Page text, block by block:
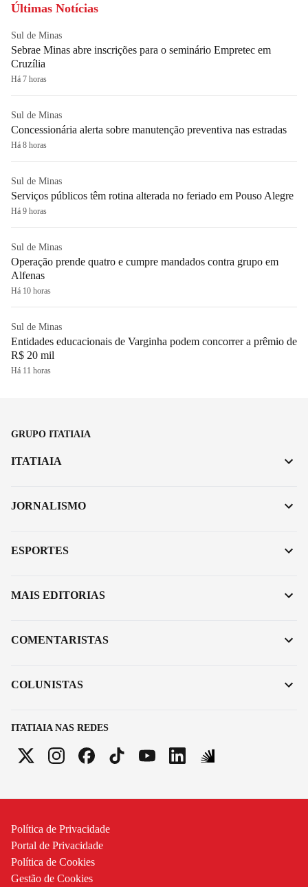
Últimas Notícias
Sul de Minas
Sebrae Minas abre inscrições para o seminário Empretec em
Cruzília
Há 7 horas
Sul de Minas
Concessionária alerta sobre manutenção preventiva nas estradas
Há 8 horas
Sul de Minas
Serviços públicos têm rotina alterada no feriado em Pouso Alegre
Há 9 horas
Sul de Minas
Operação prende quatro e cumpre mandados contra grupo em
Alfenas
Há 10 horas
Sul de Minas
Entidades educacionais de Varginha podem concorrer a prêmio de
R$ 20 mil
Há 11 horas
GRUPO ITATIAIA
ITATIAIA NAS REDES
ITATIAIA
JORNALISMO
ESPORTES
MAIS EDITORIAS
COMENTARISTAS
COLUNISTAS
Política de Privacidade
Portal de Privacidade
Política de Cookies
Gestão de Cookies